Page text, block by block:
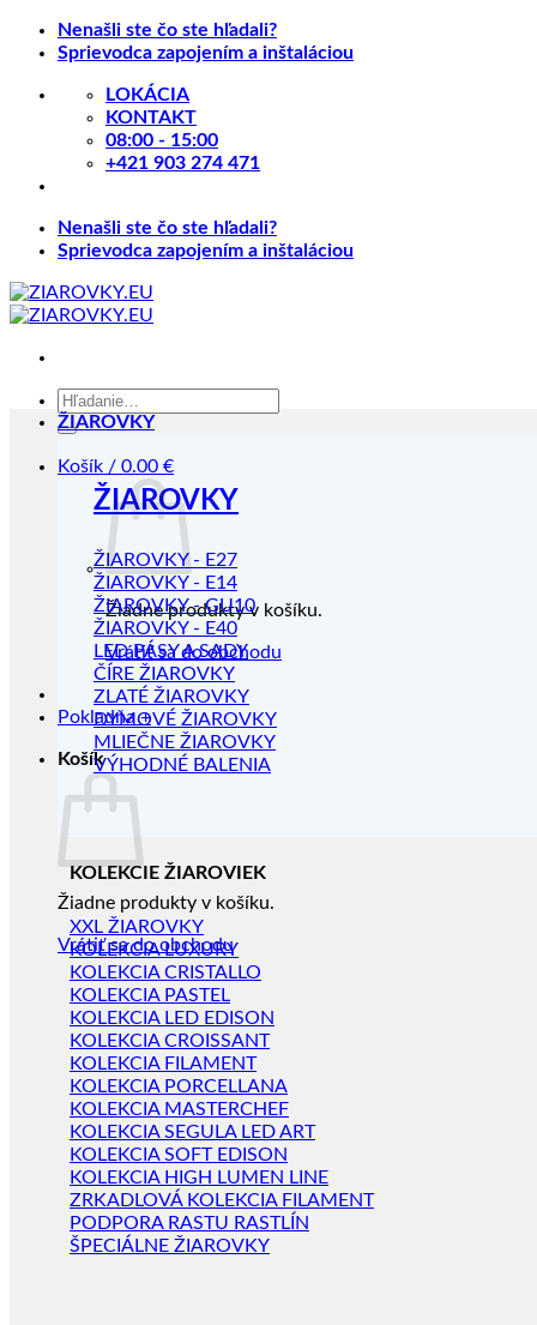
Skip
Nenašli ste čo ste hľadali?
Sprievodca zapojením a inštaláciou
LOKÁCIA
KONTAKT
08:00 - 15:00
+421 903 274 471
Nenašli ste čo ste hľadali?
Sprievodca zapojením a inštaláciou
Hľadať:
Košík / 0.00 €
Žiadne produkty v košíku.
Vrátiť sa do obchodu
Pokladňa +
Košík
Žiadne produkty v košíku.
Vrátiť sa do obchodu
ŽIAROVKY
ŽIAROVKY
ŽIAROVKY - E27
ŽIAROVKY - E14
ŽIAROVKY - GU10
ŽIAROVKY - E40
LED PÁSY A SADY
ČÍRE ŽIAROVKY
ZLATÉ ŽIAROVKY
DYMOVÉ ŽIAROVKY
MLIEČNE ŽIAROVKY
VÝHODNÉ BALENIA
KOLEKCIE ŽIAROVIEK
XXL ŽIAROVKY
KOLEKCIA LUXURY
KOLEKCIA CRISTALLO
KOLEKCIA PASTEL
KOLEKCIA LED EDISON
KOLEKCIA CROISSANT
KOLEKCIA FILAMENT
KOLEKCIA PORCELLANA
KOLEKCIA MASTERCHEF
KOLEKCIA SEGULA LED ART
KOLEKCIA SOFT EDISON
KOLEKCIA HIGH LUMEN LINE
ZRKADLOVÁ KOLEKCIA FILAMENT
PODPORA RASTU RASTLÍN
ŠPECIÁLNE ŽIAROVKY